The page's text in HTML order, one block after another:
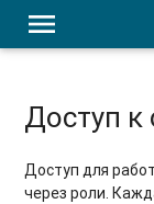
menu
Доступ к
Доступ для
через роли.